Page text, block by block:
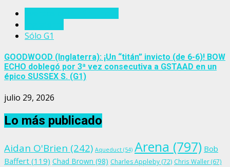
Sólo G1
GOODWOOD (Inglaterra): ¡Un “titán” invicto (de 6-6)! BOW
ECHO doblegó por 3ª vez consecutiva a GSTAAD en un
épico SUSSEX S. (G1)
julio 29, 2026
Lo más publicado
Aidan O'Brien (242) Aqueduct (54) Arena (797) Bob
Baffert (119) Chad Brown (98) Charles Appleby (72) Chris Waller(67)